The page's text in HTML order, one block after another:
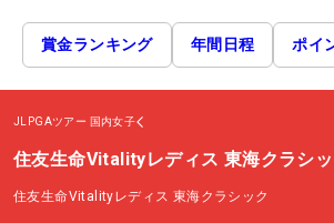
賞金ランキング 年間日程 ポイ
JLPGAツアー 国内女子
住友生命Vitalityレディス 東海クラシッ
住友生命Vitalityレディス 東海クラシック